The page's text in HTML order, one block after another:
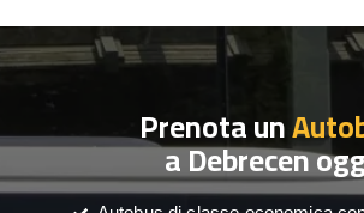
Prenota un
a Debrecen